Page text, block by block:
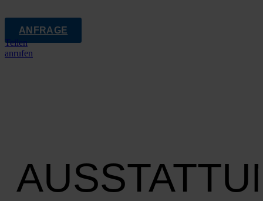
ANFRAGE
Teilen
anrufen